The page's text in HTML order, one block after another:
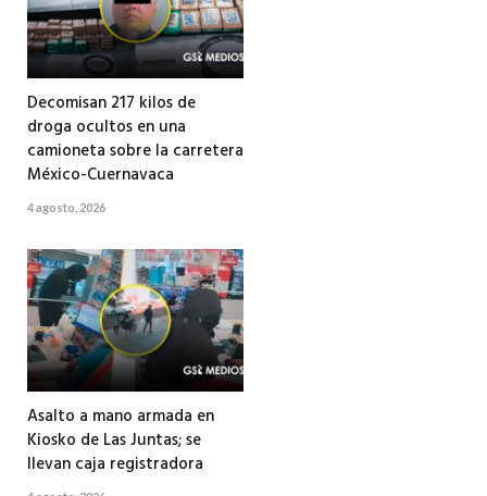
Decomisan 217 kilos de
droga ocultos en una
camioneta sobre la carretera
México-Cuernavaca
4 agosto, 2026
Asalto a mano armada en
Kiosko de Las Juntas; se
llevan caja registradora